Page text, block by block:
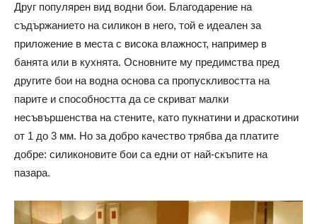
Друг популярен вид водни бои. Благодарение на
съдържанието на силикон в него, той е идеален за
приложение в места с висока влажност, например в
банята или в кухнята. Основните му предимства пред
другите бои на водна основа са пропускливостта на
парите и способността да се скриват малки
несъвършенства на стените, като пукнатини и драскотини
от 1 до 3 мм. Но за добро качество трябва да платите
добре: силиконовите бои са едни от най-скъпите на
пазара.